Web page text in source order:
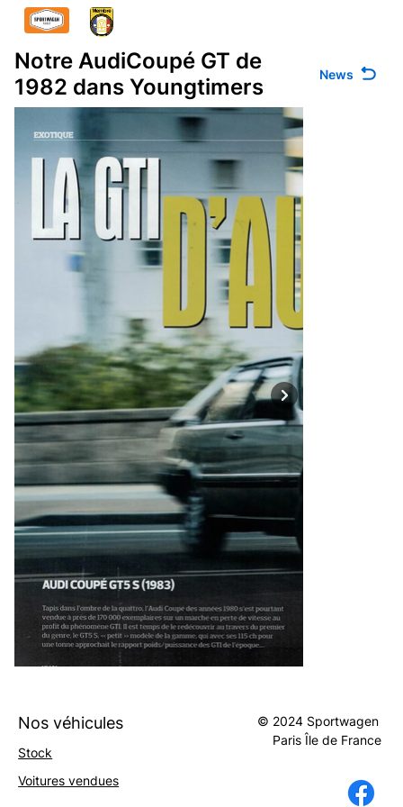
Notre AudiCoupé GT de
1982 dans Youngtimers
News
Nos véhicules
Stock
Voitures vendues
© 2024 Sportwagen
Île
Paris de France